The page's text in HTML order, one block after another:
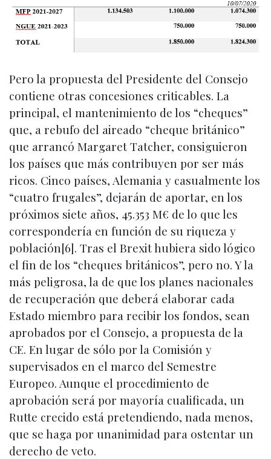
Pero la propuesta del Presidente del Consejo
contiene otras concesiones criticables. La
principal, el mantenimiento de los “cheques”
que, a rebufo del aireado “cheque británico”
que arrancó Margaret Tatcher, consiguieron
los países que más contribuyen por ser más
ricos. Cinco países, Alemania y casualmente los
“cuatro frugales”, dejarán de aportar, en los
próximos siete años, 45.353 M€ de lo que les
correspondería en función de su riqueza y
población[6]. Tras el Brexit hubiera sido lógico
el fin de los “cheques británicos”, pero no. Y la
más peligrosa, la de que los planes nacionales
de recuperación que deberá elaborar cada
Estado miembro para recibir los fondos, sean
aprobados por el Consejo, a propuesta de la
CE. En lugar de sólo por la Comisión y
supervisados en el marco del Semestre
Europeo. Aunque el procedimiento de
aprobación será por mayoría cualificada, un
Rutte crecido está pretendiendo, nada menos,
que se haga por unanimidad para ostentar un
derecho de veto.